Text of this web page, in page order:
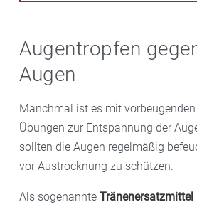
Augentropfen
Augen
Manchmal ist es mit
Übungen zur Entspannung der
sollten die Augen regelmäßig
vor Austrocknung zu schützen.
Als sogenannte Tränenersatzmittel